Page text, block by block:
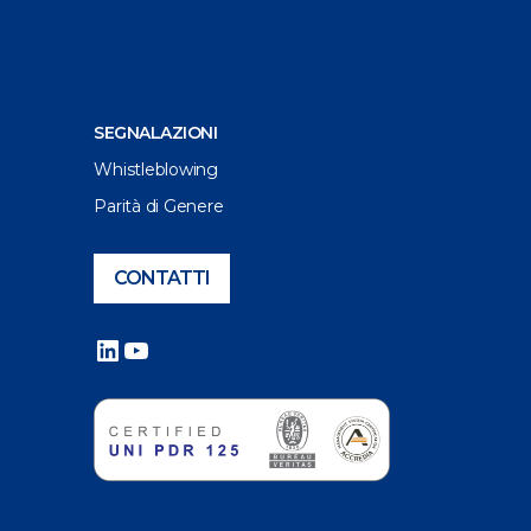
SEGNALAZIONI
Whistleblowing
Parità di Genere
CONTATTI
LinkedIn
YouTube